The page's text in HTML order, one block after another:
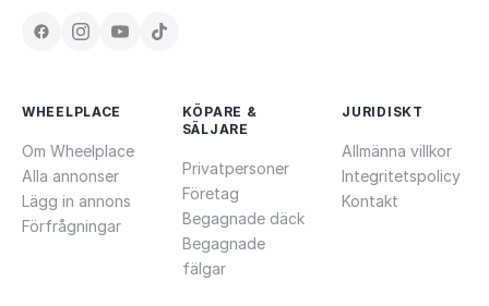
WHEELPLACE
Om Wheelplace
Alla annonser
Lägg in annons
Förfrågningar
KÖPARE &
SÄLJARE
Privatpersoner
Företag
Begagnade däck
Begagnade
fälgar
JURIDISKT
Allmänna villkor
Integritetspolicy
Kontakt